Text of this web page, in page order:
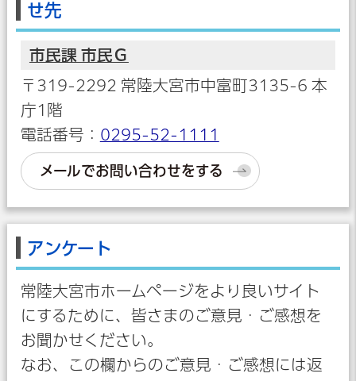
せ先
市民課 市民Ｇ
〒319-2292 常陸大宮市中富町3135-6 本
庁1階
電話番号： 0295-52-1111
メールでお問い合わせをする
アンケート
常陸大宮市ホームページをより良いサイト
にするために、皆さまのご意見・ご感想を
お聞かせください。
なお、この欄からのご意見・ご感想には返